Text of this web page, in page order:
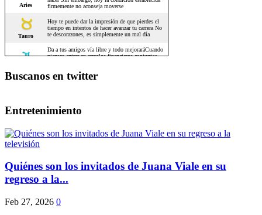
Buscanos en twitter
Entretenimiento
Quiénes son los invitados de Juana Viale en su
regreso a la...
Feb 27, 2026 0